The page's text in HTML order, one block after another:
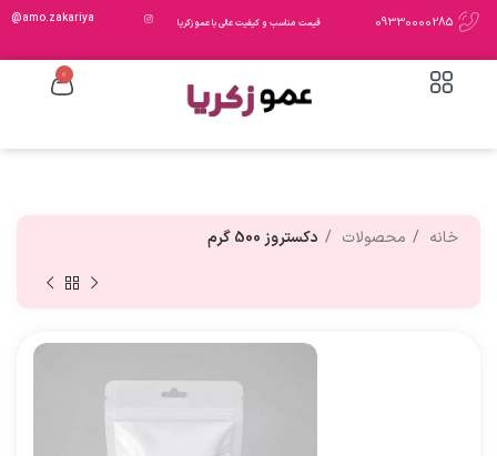
09330000285 قیمت مناسب و کیفیت عالی با عمو زکریا amo.zakariya@
0
خانه محصولات دکستروز 500 گرم